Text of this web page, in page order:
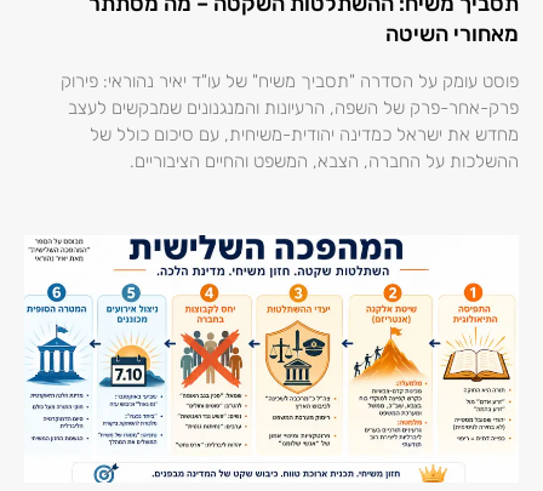
מאחורי השיטה
פוסט עומק על הסדרה "תסביך משיח" של עו"ד יאיר נהוראי: פירוק
פרק-אחר-פרק של השפה, הרעיונות והמנגנונים שמבקשים לעצב
מחדש את ישראל כמדינה יהודית-משיחית, עם סיכום כולל של
ההשלכות על החברה, הצבא, המשפט והחיים הציבוריים.